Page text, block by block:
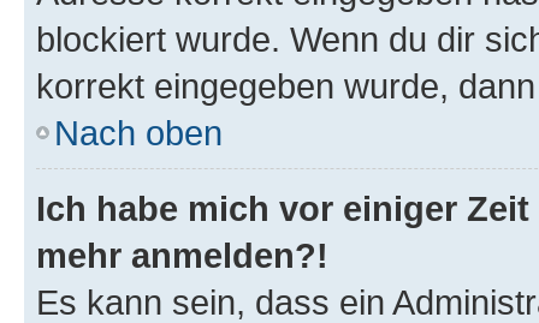
blockiert wurde. Wenn du dir
korrekt eingegeben wurde,
Nach oben
Ich habe mich vor einiger
mehr anmelden?!
Es kann sein, dass ein